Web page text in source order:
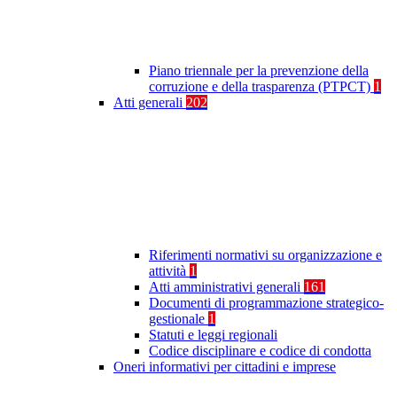
Piano triennale per la prevenzione della
corruzione e della trasparenza (PTPCT) 1
Atti generali 202
Riferimenti normativi su organizzazione e
attività 1
Atti amministrativi generali 161
Documenti di programmazione strategico-
gestionale 1
Statuti e leggi regionali
Codice disciplinare e codice di condotta
Oneri informativi per cittadini e imprese